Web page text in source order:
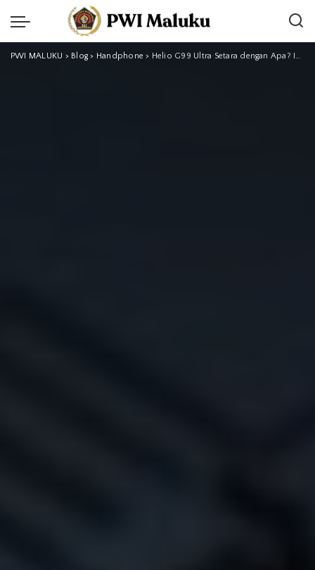
PWI MALUKU > Blog > Handphone > Helio G99 Ultra Setara dengan Apa? Ini Penjelasan Lengkap dan Jujur dari Sisi Performa